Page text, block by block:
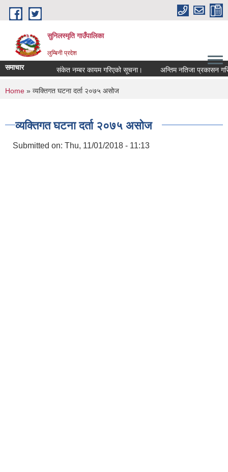
Skip to main content
सुनिलस्मृति गाउँपालिका
लुम्बिनी प्रदेश
समाचार संकेत नम्बर कायम गरिएको सूचना। अन्तिम नतिजा प्रकासन
You are here
Home » व्यक्तिगत घटना दर्ता २०७५ असोज
व्यक्तिगत घटना दर्ता २०७५ असोज
Submitted on: Thu, 11/01/2018 - 11:13